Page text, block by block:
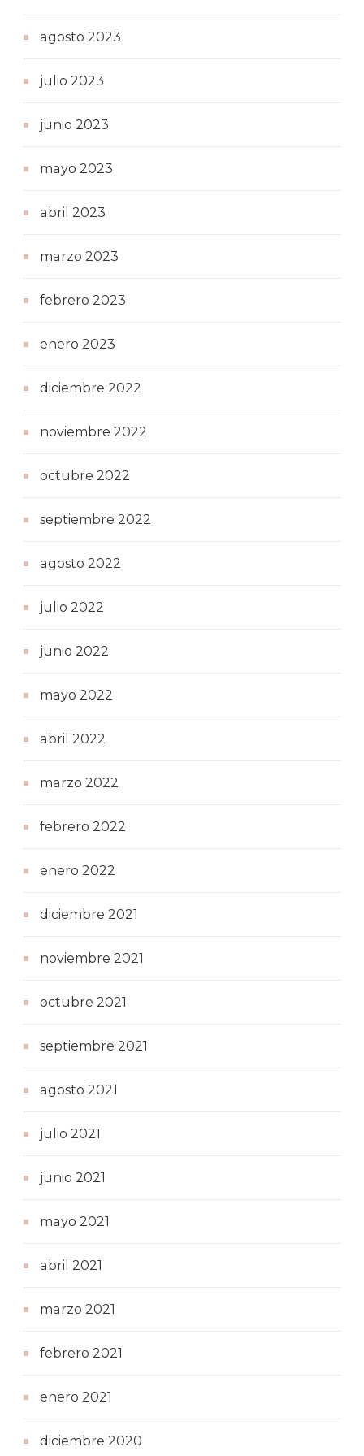
agosto 2023
julio 2023
junio 2023
mayo 2023
abril 2023
marzo 2023
febrero 2023
enero 2023
diciembre 2022
noviembre 2022
octubre 2022
septiembre 2022
agosto 2022
julio 2022
junio 2022
mayo 2022
abril 2022
marzo 2022
febrero 2022
enero 2022
diciembre 2021
noviembre 2021
octubre 2021
septiembre 2021
agosto 2021
julio 2021
junio 2021
mayo 2021
abril 2021
marzo 2021
febrero 2021
enero 2021
diciembre 2020